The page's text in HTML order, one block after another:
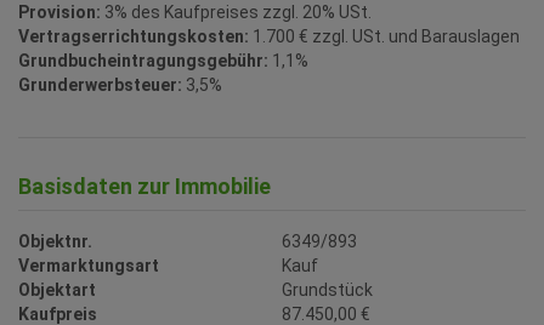
Provision: 3% des Kaufpreises zzgl. 20% USt.
Vertragserrichtungskosten: 1.700 € zzgl. USt. und Barauslagen
Grundbucheintragungsgebühr: 1,1%
Grunderwerbsteuer: 3,5%
Basisdaten zur Immobilie
Objektnr.
6349/893
Vermarktungsart
Kauf
Objektart
Grundstück
Kaufpreis
87.450,00 €